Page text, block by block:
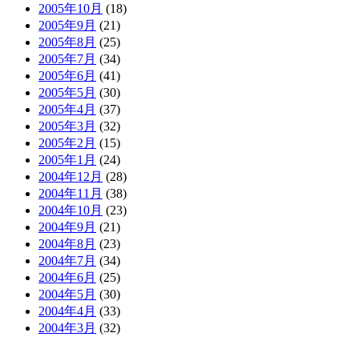
2005年10月 (18)
2005年9月 (21)
2005年8月 (25)
2005年7月 (34)
2005年6月 (41)
2005年5月 (30)
2005年4月 (37)
2005年3月 (32)
2005年2月 (15)
2005年1月 (24)
2004年12月 (28)
2004年11月 (38)
2004年10月 (23)
2004年9月 (21)
2004年8月 (23)
2004年7月 (34)
2004年6月 (25)
2004年5月 (30)
2004年4月 (33)
2004年3月 (32)